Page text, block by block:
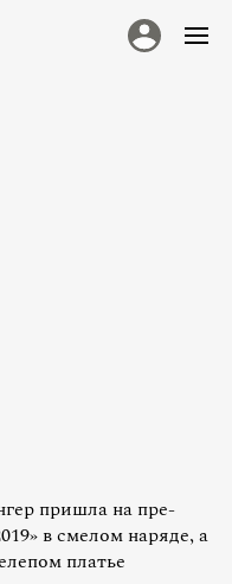
пришла на пре-
в смелом наряде, а
платье